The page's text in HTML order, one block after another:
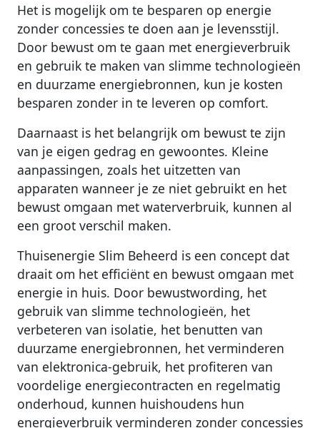
Het is mogelijk om te besparen op energie
zonder concessies te doen aan je levensstijl.
Door bewust om te gaan met energieverbruik
en gebruik te maken van slimme technologieën
en duurzame energiebronnen, kun je kosten
besparen zonder in te leveren op comfort.
Daarnaast is het belangrijk om bewust te zijn
van je eigen gedrag en gewoontes. Kleine
aanpassingen, zoals het uitzetten van
apparaten wanneer je ze niet gebruikt en het
bewust omgaan met waterverbruik, kunnen al
een groot verschil maken.
Thuisenergie Slim Beheerd is een concept dat
draait om het efficiënt en bewust omgaan met
energie in huis. Door bewustwording, het
gebruik van slimme technologieën, het
verbeteren van isolatie, het benutten van
duurzame energiebronnen, het verminderen
van elektronica-gebruik, het profiteren van
voordelige energiecontracten en regelmatig
onderhoud, kunnen huishoudens hun
energieverbruik verminderen zonder concessies